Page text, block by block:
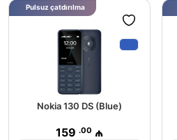
Nokia 130 DS (Blue)
159 .00 ₼
Pulsuz çatdırılma